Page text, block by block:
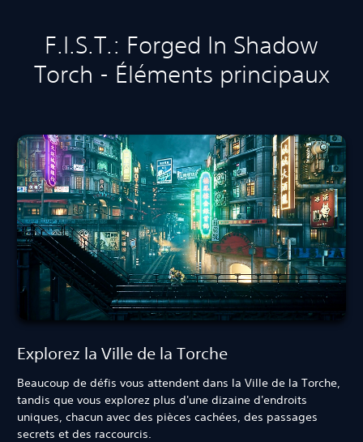
F.I.S.T.: Forged In Shadow
Torch - Éléments principaux
Explorez la Ville de la Torche
Beaucoup de défis vous attendent dans la Ville de la Torche,
tandis que vous explorez plus d'une dizaine d'endroits
uniques, chacun avec des pièces cachées, des passages
secrets et des raccourcis.